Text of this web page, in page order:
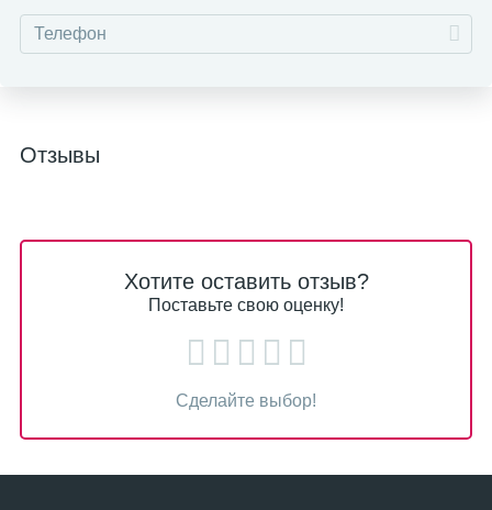
Отзывы
Хотите оставить отзыв?
Поставьте свою оценку!
Сделайте выбор!